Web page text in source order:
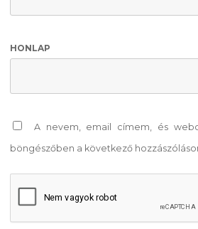
HONLAP
A nevem, email címem, és
böngészőben a következő